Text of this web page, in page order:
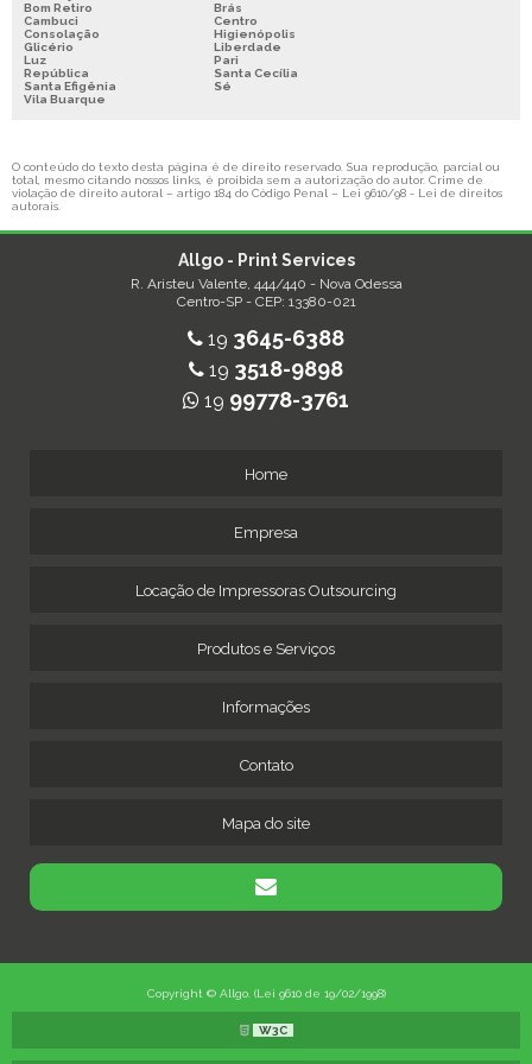
Bom Retiro
Brás
Cambuci
Centro
Consolação
Higienópolis
Glicério
Liberdade
Luz
Pari
República
Santa Cecília
Santa Efigênia
Sé
Vila Buarque
O conteúdo do texto desta página é de direito reservado. Sua reprodução, parcial ou
total, mesmo citando nossos links, é proibida sem a autorização do autor. Crime de
violação de direito autoral – artigo 184 do Código Penal – Lei 9610/98 - Lei de direitos
autorais
Allgo - Print Services
R. Aristeu Valente, 444/440 - Nova Odessa
Centro-SP - CEP: 13380-021
19 3645-6388
19 3518-9898
19 99778-3761
Home
Empresa
Locação de Impressoras Outsourcing
Produtos e Serviços
Informações
Contato
Mapa do site
Copyright © Allgo. (Lei 9610 de 19/02/1998)
W3C